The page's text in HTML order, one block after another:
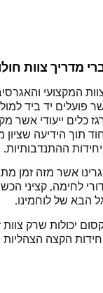
מדריך צוות
המקצועי
פועלים יד ביד
כלים ייעודי אשר
תוך הידיעה
ההתנדבותיות.
אשר מזה זמן
לחימה, קציני
הבא של לוחמינו.
יכולות שרק
הקצה הצהליות